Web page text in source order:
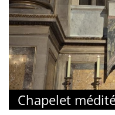
Chapelet